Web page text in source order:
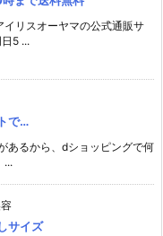
イリスオーヤマの公式通販サ
5 ...
で…
あるから、dショッピングで何
...
サイズ